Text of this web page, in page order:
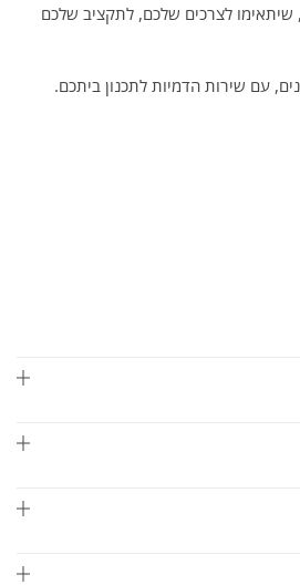
שיתאימו לצרכים שלכם, לתקציב שלכם
עם שירות הדמיות לתכנון ביתכם.